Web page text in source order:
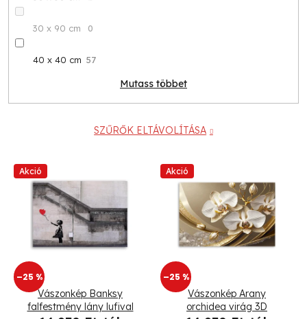
30 x 90 cm 0
40 x 40 cm 57
Mutass többet
SZŰRŐK ELTÁVOLÍTÁSA
T
m
é
Akció
–25 %
Vászonkép Banksy
falfestmény lány lufival
Akció
–25 %
Vászonkép Arany
orchidea virág 3D